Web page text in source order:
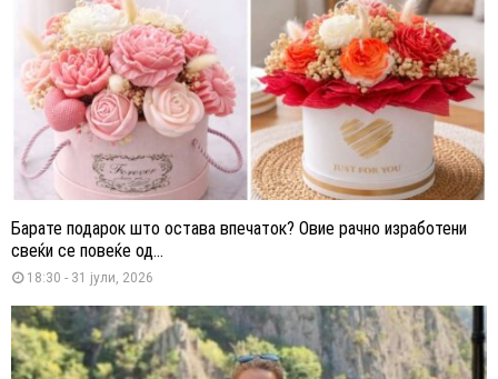
Барате подарок што остава впечаток? Овие рачно изработени
свеќи се повеќе од...
18:30 - 31 јули, 2026